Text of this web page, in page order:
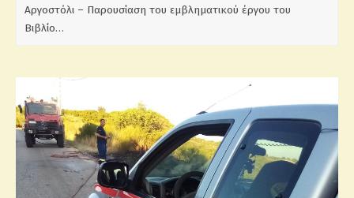
Αργοστόλι – Παρουσίαση του εμβληματικού έργου του
Βιβλίο…